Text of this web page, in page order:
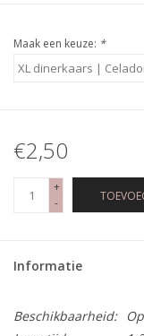
Maak een keuze: *
€2,50
+
-
Informatie
Beschikbaarheid: